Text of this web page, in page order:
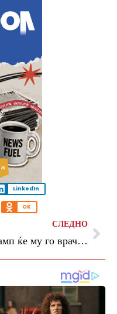
LinkedIn
OK
СЛЕДНО
Трамп ќе му го врачи трофејот на шампионот на Светското првенство